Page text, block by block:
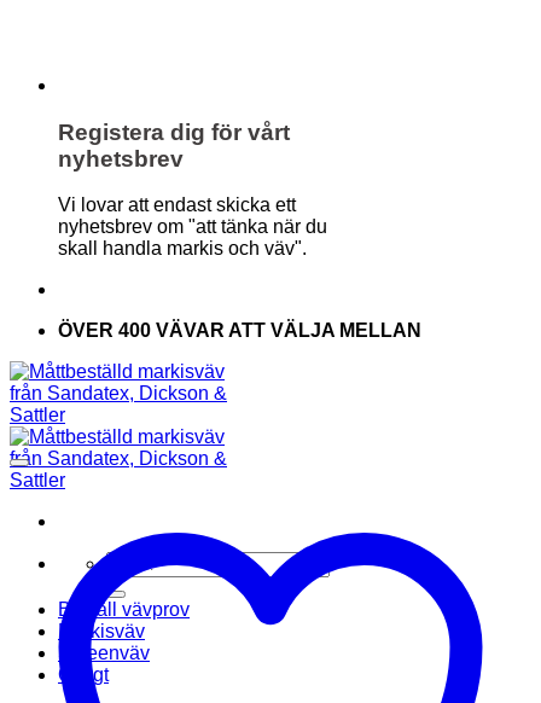
Registera dig för vårt
nyhetsbrev
Vi lovar att endast skicka ett
nyhetsbrev om "att tänka när du
skall handla markis och väv".
ÖVER 400 VÄVAR ATT VÄLJA MELLAN
Sök
efter:
Beställ vävprov
Markisväv
Screenväv
Övrigt